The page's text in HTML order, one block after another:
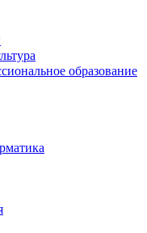
образование